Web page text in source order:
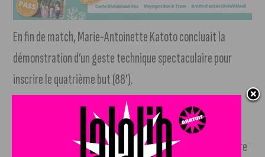
En fin de match, Marie-Antoinette Katoto concluait la
démonstration d’un geste technique spectaculaire pour
inscrire le quatrième but (88’).
Une défaite lourde mais encourageante
Si le score est sévère, le contenu de la première demi-heure